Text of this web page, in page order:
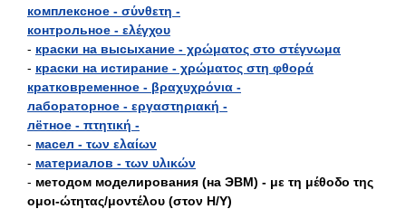
комплексное - σύνθετη -
контрольное - ελέγχου
- краски на высыхание - χρώματος στο στέγνωμα
- краски на истирание - χρώματος στη φθορά
кратковременное - βραχυχρόνια -
лабораторное - εργαστηριακή -
лётное - πτητική -
- масел - των ελαίων
- материалов - των υλικών
- методом моделирования (на ЭВМ) - με τη μέθοδο της
ομοι-ώτητας/μοντέλου (στον Η/Υ)